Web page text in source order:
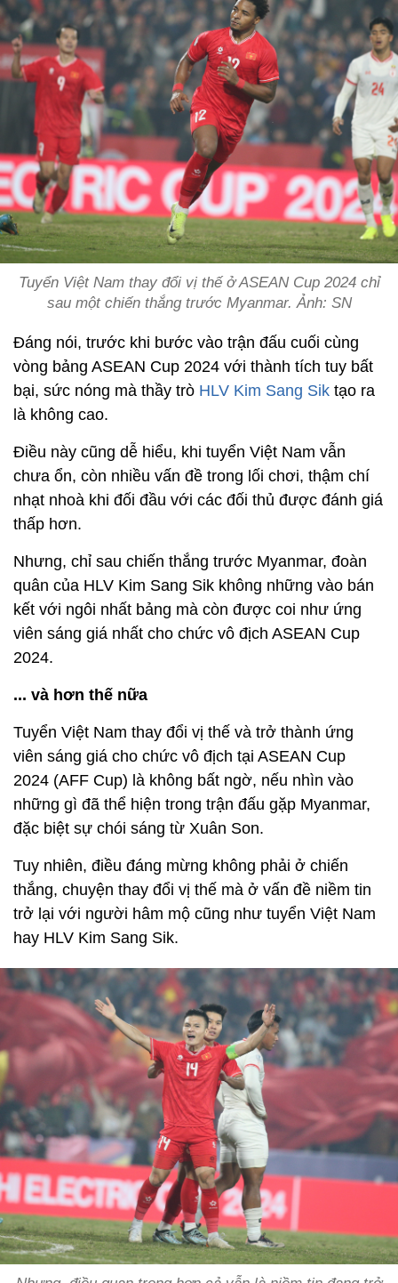
Tuyển Việt Nam thay đổi vị thế ở ASEAN Cup 2024 chỉ
sau một chiến thắng trước Myanmar. Ảnh: SN
Đáng nói, trước khi bước vào trận đấu cuối cùng
vòng bảng ASEAN Cup 2024 với thành tích tuy bất
bại, sức nóng mà thầy trò HLV Kim Sang Sik tạo ra
là không cao.
Điều này cũng dễ hiểu, khi tuyển Việt Nam vẫn
chưa ổn, còn nhiều vấn đề trong lối chơi, thậm chí
nhạt nhoà khi đối đầu với các đối thủ được đánh giá
thấp hơn.
Nhưng, chỉ sau chiến thắng trước Myanmar, đoàn
quân của HLV Kim Sang Sik không những vào bán
kết với ngôi nhất bảng mà còn được coi như ứng
viên sáng giá nhất cho chức vô địch ASEAN Cup
2024.
... và hơn thế nữa
Tuyển Việt Nam thay đổi vị thế và trở thành ứng
viên sáng giá cho chức vô địch tại ASEAN Cup
2024 (AFF Cup) là không bất ngờ, nếu nhìn vào
những gì đã thể hiện trong trận đấu gặp Myanmar,
đặc biệt sự chói sáng từ Xuân Son.
Tuy nhiên, điều đáng mừng không phải ở chiến
thắng, chuyện thay đổi vị thế mà ở vấn đề niềm tin
trở lại với người hâm mộ cũng như tuyển Việt Nam
hay HLV Kim Sang Sik.